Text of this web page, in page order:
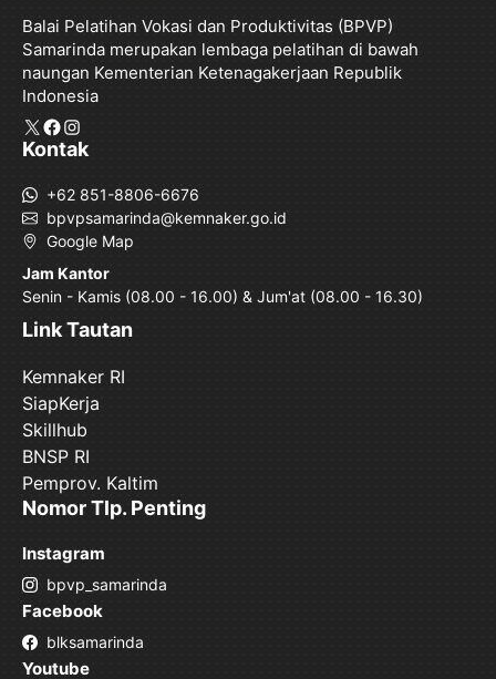
Balai Pelatihan Vokasi dan Produktivitas (BPVP)
Samarinda merupakan lembaga pelatihan di bawah
naungan Kementerian Ketenagakerjaan Republik
Indonesia
X Facebook
Instagram
Kontak
+62 851-8806-6676
bpvpsamarinda@kemnaker.go.id
Google Map
Jam Kantor
Senin - Kamis (08.00 - 16.00) & Jum'at (08.00 - 16.30)
Link Tautan
Kemnaker RI
SiapKerja
Skillhub
BNSP RI
Pemprov. Kaltim
Nomor Tlp. Penting
Instagram
bpvp_samarinda
Facebook
blksamarinda
Youtube